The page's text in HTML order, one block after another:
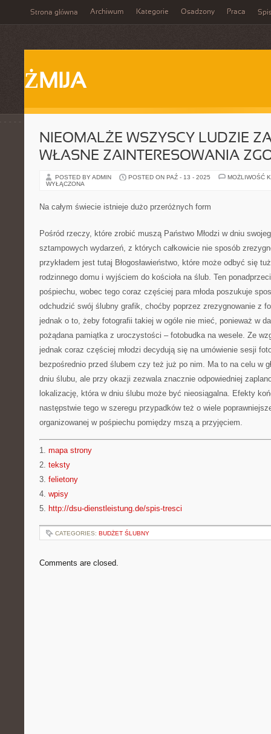
Strona główna Archiwum Kategorie Osadzony Praca
ŻMIJA
NIEOMALŻE WSZYSCY LUDZIE
WŁASNE ZAINTERESOWANIA
POSTED BY ADMIN POSTED ON PAŹ - 13 - 2025
MOŻLIWOŚĆ
WYŁĄCZONA
Na całym świecie istnieje dużo przeróżnych form
Pośród rzeczy, które zrobić muszą Państwo Młodzi w dniu
sztampowych wydarzeń, z których całkowicie nie sposób
przykładem jest tutaj Błogosławieństwo, które może odbyć się
rodzinnego domu i wyjściem do kościoła na ślub. Ten
pośpiechu, wobec tego coraz częściej para młoda poszukuje
odchudzić swój ślubny grafik, choćby poprzez zrezygnowanie z
jednak o to, żeby fotografii takiej w ogóle nie mieć, ponieważ w
pożądana pamiątka z uroczystości – fotobudka na wesele. Ze
jednak coraz częściej młodzi decydują się na umówienie sesji
bezpośrednio przed ślubem czy też już po nim. Ma to na celu w
dniu ślubu, ale przy okazji zezwala znacznie odpowiedniej
lokalizację, która w dniu ślubu może być nieosiągalna. Efekty
następstwie tego w szeregu przypadków też o wiele
organizowanej w pośpiechu pomiędzy mszą a przyjęciem.
1. mapa strony
2. teksty
3. felietony
4. wpisy
5. http://dsu-dienstleistung.de/spis-tresci
CATEGORIES: BUDŻET ŚLUBNY
Comments are closed.